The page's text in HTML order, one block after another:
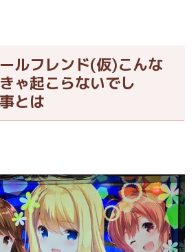
ルフレンド(仮)こんな
ゃ起こらないでし
とは